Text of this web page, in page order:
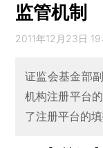
监管机制
2011年12月23日
证监会基金部
机构注册平台
了注册平台的